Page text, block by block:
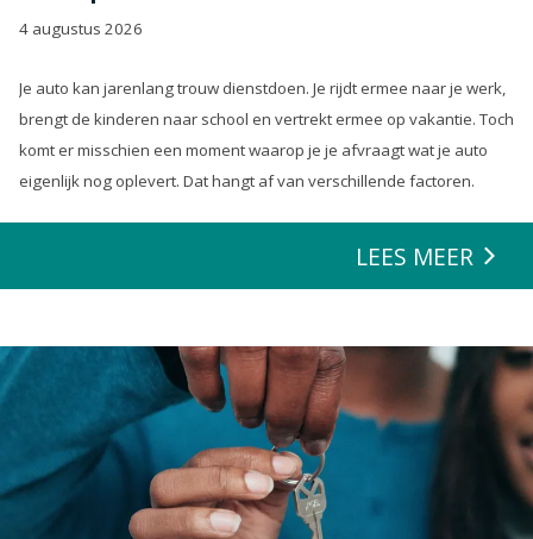
4 augustus 2026
Je auto kan jarenlang trouw dienstdoen. Je rijdt ermee naar je werk,
brengt de kinderen naar school en vertrekt ermee op vakantie. Toch
komt er misschien een moment waarop je je afvraagt wat je auto
eigenlijk nog oplevert. Dat hangt af van verschillende factoren.
LEES MEER